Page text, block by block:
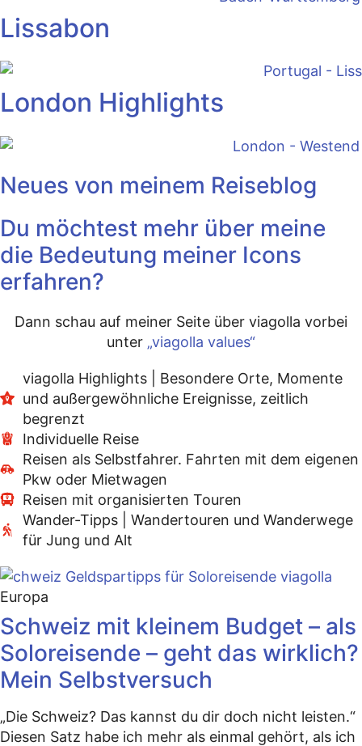
Lissabon
London Highlights
Neues von meinem Reiseblog
Du möchtest mehr über meine
die Bedeutung meiner Icons
erfahren?
Dann schau auf meiner Seite über viagolla vorbei
unter „viagolla values“
viagolla Highlights | Besondere Orte, Momente
und außergewöhnliche Ereignisse, zeitlich
begrenzt
Individuelle Reise
Reisen als Selbstfahrer. Fahrten mit dem eigenen
Pkw oder Mietwagen
Reisen mit organisierten Touren
Wander-Tipps | Wandertouren und Wanderwege
für Jung und Alt
Europa
Schweiz mit kleinem Budget – als
Soloreisende – geht das wirklich?
Mein Selbstversuch
„Die Schweiz? Das kannst du dir doch nicht leisten.“
Diesen Satz habe ich mehr als einmal gehört, als ich